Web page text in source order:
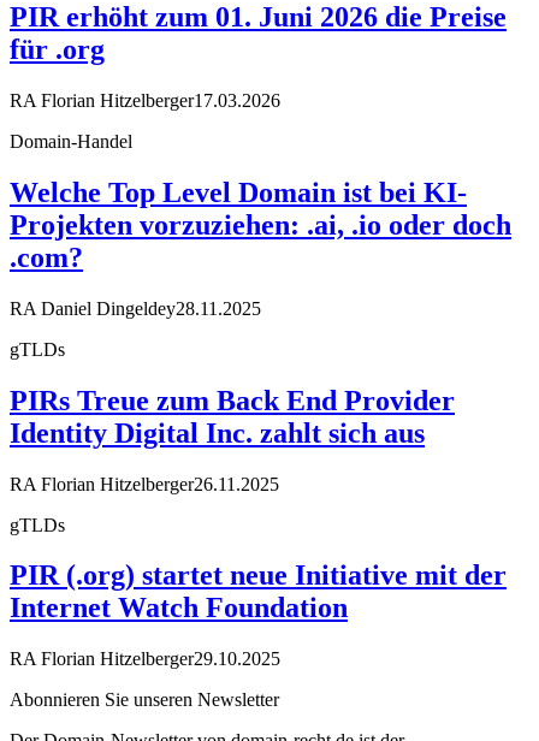
PIR erhöht zum 01. Juni 2026 die Preise
für .org
RA Florian Hitzelberger17.03.2026
Domain-Handel
Welche Top Level Domain ist bei KI-
Projekten vorzuziehen: .ai, .io oder doch
.com?
RA Daniel Dingeldey28.11.2025
gTLDs
PIRs Treue zum Back End Provider
Identity Digital Inc. zahlt sich aus
RA Florian Hitzelberger26.11.2025
gTLDs
PIR (.org) startet neue Initiative mit der
Internet Watch Foundation
RA Florian Hitzelberger29.10.2025
Abonnieren Sie unseren Newsletter